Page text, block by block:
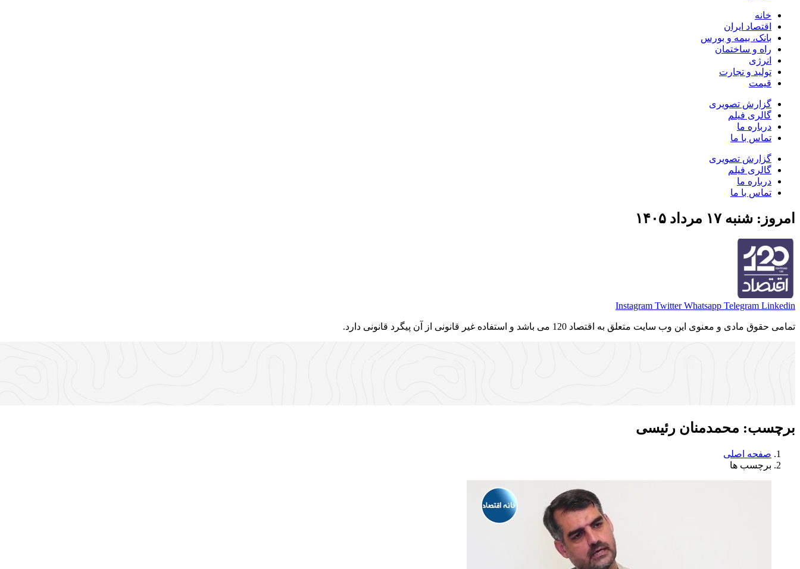
خانه
اقتصاد ایران
بانک، بیمه و بورس
راه و ساختمان
انرژی
تولید و تجارت
قیمت
گزارش تصویری
گالری فیلم
درباره ما
تماس با ما
گزارش تصویری
گالری فیلم
درباره ما
تماس با ما
امروز: شنبه ۱۷ مرداد ۱۴۰۵
Instagram Twitter Whatsapp Telegram Linkedin
تمامی حقوق مادی و معنوی این وب سایت متعلق به اقتصاد 120 می باشد و استفاده غیر قانونی از آن پیگرد قانونی دارد.
برچسب: محمدمنان رئیسی
صفحه اصلی
برچسب ها